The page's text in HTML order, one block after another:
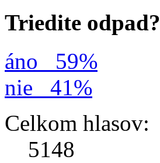
Triedite odpad?
áno
59%
nie
41%
Celkom hlasov:
5148